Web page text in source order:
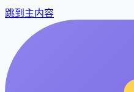
跳到主内容